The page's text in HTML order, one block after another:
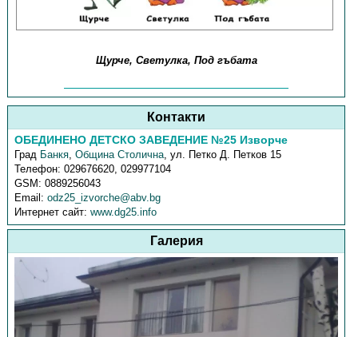
Щурче, Светулка, Под гъбата
Контакти
ОБЕДИНЕНО ДЕТСКО ЗАВЕДЕНИЕ №25 Изворче
Град Банкя ,Община Столична ,ул. Петко Д. Петков 15
Телефон:029676620, 029977104
GSM:0889256043
Email:odz25_izvorche@abv.bg
Интернет сайт:www.dg25.info
Галерия